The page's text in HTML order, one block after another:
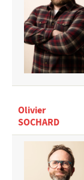
Olivier
SOCHARD